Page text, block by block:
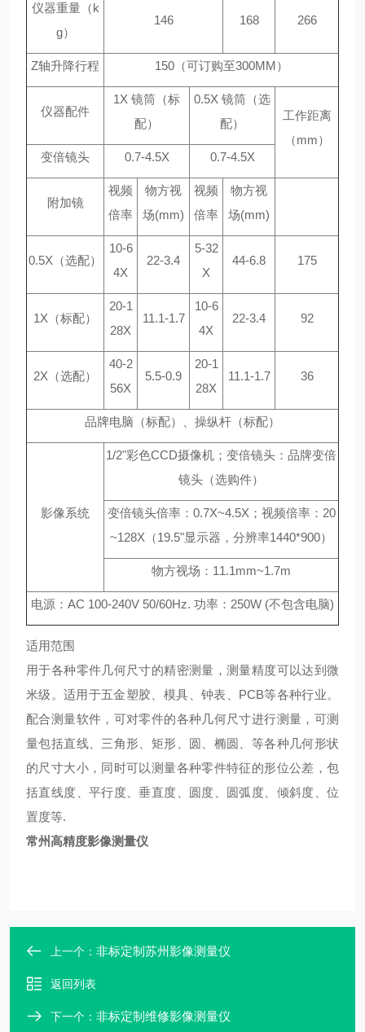
仪器重量（k
g）
146 168 266
Z轴升降行程 150（可订购至300MM）
仪器配件
1X 镜筒（标
配）
0.5X 镜筒（选
配）
工作距离
（mm）
变倍镜头
0.7-4.5X 0.7-4.5X
附加镜
视频
倍率
物方视
场(mm)
视频
倍率
物方视
场(mm)
0.5X（选配）
10-6
4X
22-3.4
5-32
X
44-6.8 175
1X（标配）
20-1
28X
11.1-1.7
10-6
4X
22-3.4 92
2X（选配）
40-2
56X
5.5-0.9
20-1
28X
11.1-1.7 36
品牌电脑（标配）、操纵杆（标配）
影像系统
1/2"彩色CCD摄像机；变倍镜头：品牌变倍
镜头（选购件）
变倍镜头倍率：0.7X~4.5X；视频倍率：20
~128X（19.5"显示器，分辨率1440*900）
物方视场：11.1mm~1.7m
电源：AC 100-240V 50/60Hz. 功率：250W (不包含电脑)
适用范围
用于各种零件几何尺寸的精密测量，测量精度可以达到微
米级。适用于五金塑胶、模具、钟表、PCB等各种行业。
配合测量软件，可对零件的各种几何尺寸进行测量，可测
量包括直线、三角形、矩形、圆、椭圆、等各种几何形状
的尺寸大小，同时可以测量各种零件特征的形位公差，包
括直线度、平行度、垂直度、圆度、圆弧度、倾斜度、位
置度等.
常州高精度影像测量仪
上一个： 非标定制苏州影像测量仪
返回列表
下一个： 非标定制维修影像测量仪